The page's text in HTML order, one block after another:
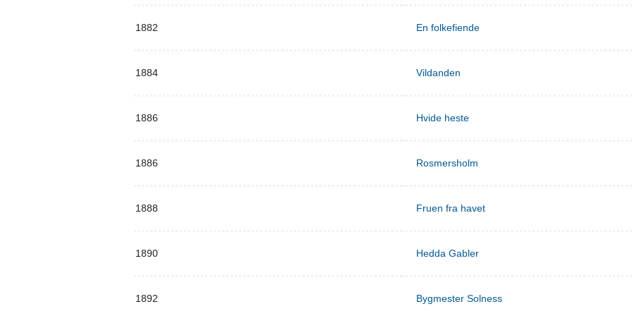
1882 En folkefiende
1884 Vildanden
1886 Hvide heste
1886 Rosmersholm
1888 Fruen fra havet
1890 Hedda Gabler
1892 Bygmester Solness